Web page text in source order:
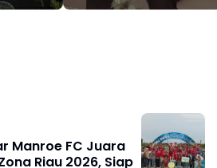
hingga Edukasi
Manroe FC Juara
Riau 2026, Siap